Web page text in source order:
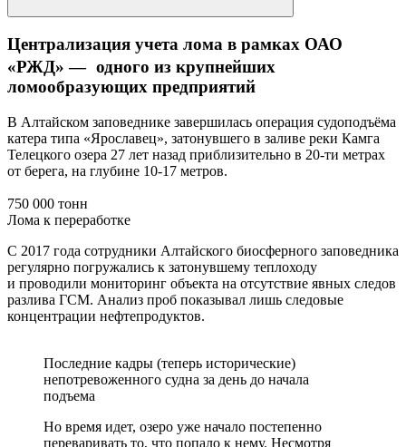
Централизация учета лома в рамках ОАО
«РЖД» — одного из крупнейших
ломообразующих предприятий
В Алтайском заповеднике завершилась операция судоподъёма
катера типа «Ярославец», затонувшего в заливе реки Камга
Телецкого озера 27 лет назад приблизительно в 20-ти метрах
от берега, на глубине 10-17 метров.
750 000 тонн
Лома к переработке
С 2017 года сотрудники Алтайского биосферного заповедника
регулярно погружались к затонувшему теплоходу
и проводили мониторинг объекта на отсутствие явных следов
разлива ГСМ. Анализ проб показывал лишь следовые
концентрации нефтепродуктов.
Последние кадры (теперь исторические)
непотревоженного судна за день до начала
подъема
Но время идет, озеро уже начало постепенно
переваривать то, что попало к нему. Несмотря